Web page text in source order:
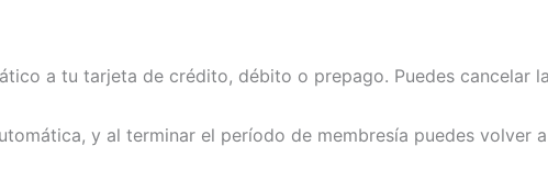
a tu tarjeta de crédito, débito o prepago. Puedes cancelar
y al terminar el período de membresía puedes volver